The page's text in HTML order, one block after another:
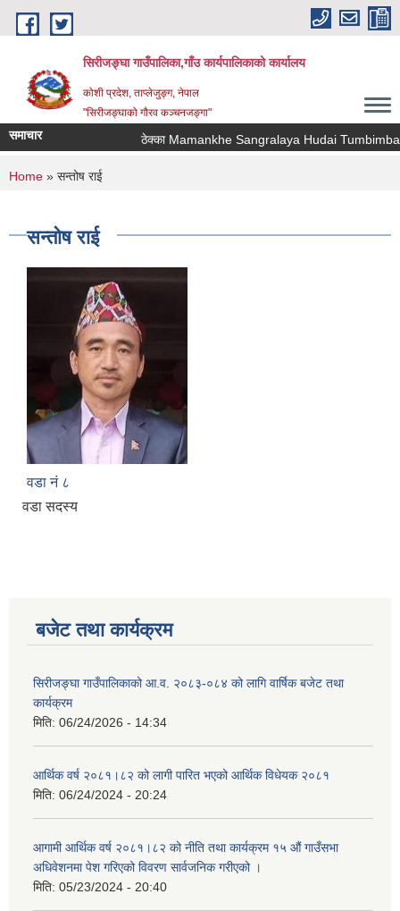
Skip to main content
सिरीजङ्घा गाउँपालिका,गाँउ कार्यपालिकाको कार्यालय
कोशी प्रदेश, ताप्लेजुङ्ग, नेपाल
"सिरीजङ्घाको गौरव कञ्चनजङ्गा"
समाचार ठेक्का Mamankhe Sangralaya Hudai Tumbimba
You are here
Home » सन्तोष राई
सन्तोष राई
वडा नं ८
वडा सदस्य
बजेट तथा कार्यक्रम
सिरीजङ्घा गाउँपालिकाको आ.व. २०८३-०८४ को लागि वार्षिक बजेट तथा
कार्यक्रम
मिति: 06/24/2026 - 14:34
आर्थिक वर्ष २०८१।८२ को लागी पारित भएको आर्थिक विधेयक २०८१
मिति: 06/24/2024 - 20:24
आगामी आर्थिक वर्ष २०८१।८२ को नीति तथा कार्यक्रम १५ औं गाउँसभा
अधिवेशनमा पेश गरिएको विवरण सार्वजनिक गरीएको ।
मिति: 05/23/2024 - 20:40